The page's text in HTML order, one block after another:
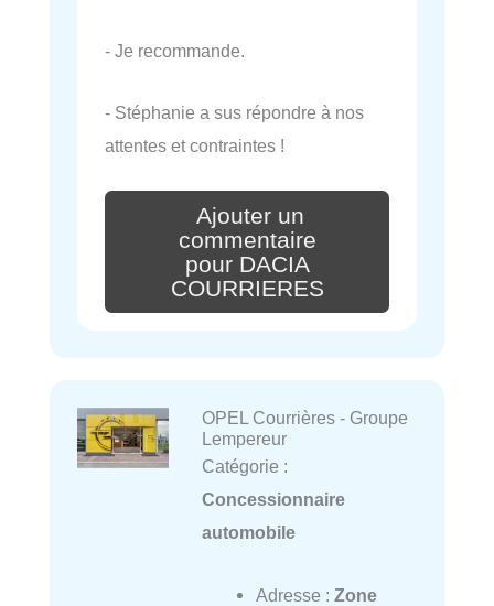
- Je recommande.
- Stéphanie a sus répondre à nos
attentes et contraintes !
Ajouter un
commentaire
pour DACIA
COURRIERES
OPEL Courrières - Groupe
Lempereur
Catégorie :
Concessionnaire
automobile
Adresse : Zone